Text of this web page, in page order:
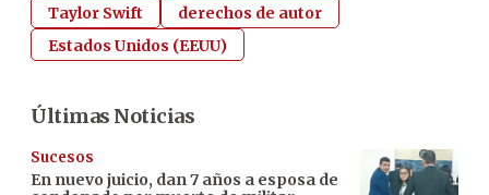
Taylor Swift
derechos de autor
Estados Unidos (EEUU)
Últimas Noticias
Sucesos
En nuevo juicio, dan 7 años a esposa de